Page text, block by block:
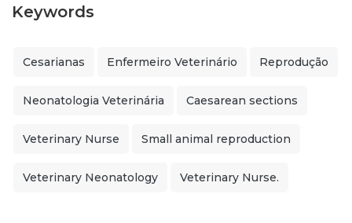
Keywords
Cesarianas Enfermeiro Veterinário Reprodução
Neonatologia Veterinária Caesarean sections
Veterinary Nurse Small animal reproduction
Veterinary Neonatology Veterinary Nurse.